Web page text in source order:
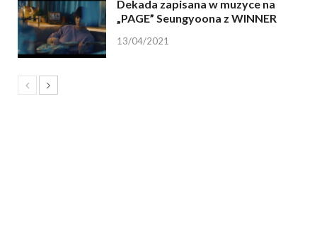
Dekada zapisana w muzyce na
„PAGE” Seungyoona z WINNER
13/04/2021